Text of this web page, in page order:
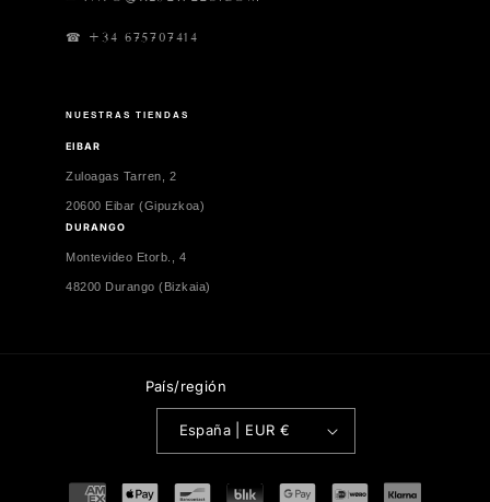
☎ +34 675707414
NUESTRAS TIENDAS
EIBAR
Zuloagas Tarren, 2
20600 Eibar (Gipuzkoa)
DURANGO
Montevideo Etorb., 4
48200 Durango (Bizkaia)
País/región
España | EUR €